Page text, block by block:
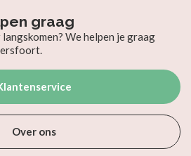
graag
We helpen je graag
Over ons